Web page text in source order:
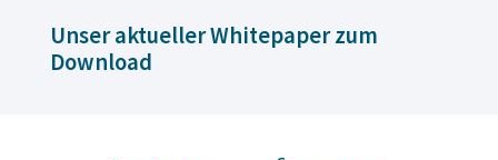
Unser aktueller Whitepaper zum
Download